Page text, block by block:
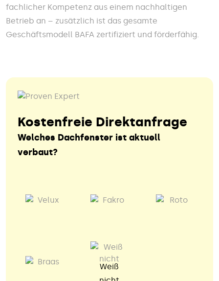
fachlicher Kompetenz aus einem nachhaltigen
Betrieb an – zusätzlich ist das gesamte
Geschäftsmodell BAFA zertifiziert und förderfähig.
Kostenfreie Direktanfrage
Welches Dachfenster ist aktuell
verbaut?
Weiß